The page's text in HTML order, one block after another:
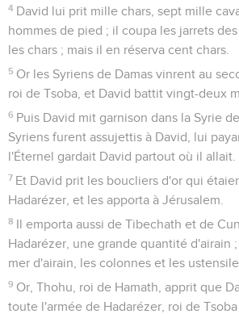
4 David lui prit mille chars, sept mille
hommes de pied ; il coupa les jarrets
les chars ; mais il en réserva cent chars.
5 Or les Syriens de Damas vinrent au
roi de Tsoba, et David battit vingt-deux
6 Puis David mit garnison dans la Syrie
Syriens furent assujettis à David, lui
l'Éternel gardait David partout où il allait.
7 Et David prit les boucliers d'or qui
Hadarézer, et les apporta à Jérusalem.
8 Il emporta aussi de Tibechath et de
Hadarézer, une grande quantité d'airain
mer d'airain, les colonnes et les
9 Or, Thohu, roi de Hamath, apprit que
toute l'armée de Hadarézer, roi de Tsoba